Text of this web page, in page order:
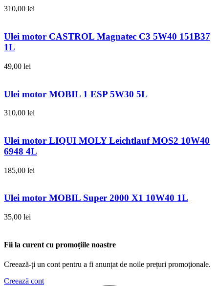
310,00 lei
Ulei motor CASTROL Magnatec C3 5W40 151B37
1L
49,00 lei
Ulei motor MOBIL 1 ESP 5W30 5L
310,00 lei
Ulei motor LIQUI MOLY Leichtlauf MOS2 10W40
6948 4L
185,00 lei
Ulei motor MOBIL Super 2000 X1 10W40 1L
35,00 lei
Fii la curent cu promoțiile noastre
Creează-ți un cont pentru a fi anunțat de noile prețuri promoționale.
Creează cont